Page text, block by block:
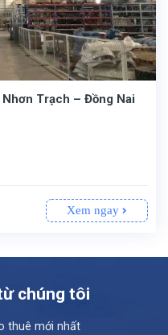
Trạch – Đồng Nai
Xem ngay
chúng tôi
thuê mới nhất